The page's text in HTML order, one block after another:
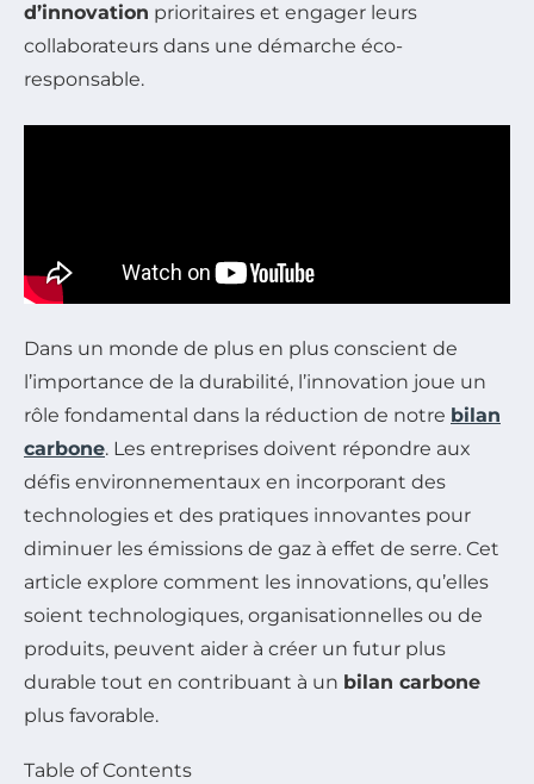
d’innovation prioritaires et engager leurs
collaborateurs dans une démarche éco-
responsable.
Dans un monde de plus en plus conscient de
l’importance de la durabilité, l’innovation joue un
rôle fondamental dans la réduction de notre bilan
carbone. Les entreprises doivent répondre aux
défis environnementaux en incorporant des
technologies et des pratiques innovantes pour
diminuer les émissions de gaz à effet de serre. Cet
article explore comment les innovations, qu’elles
soient technologiques, organisationnelles ou de
produits, peuvent aider à créer un futur plus
durable tout en contribuant à un bilan carbone
plus favorable.
Table of Contents